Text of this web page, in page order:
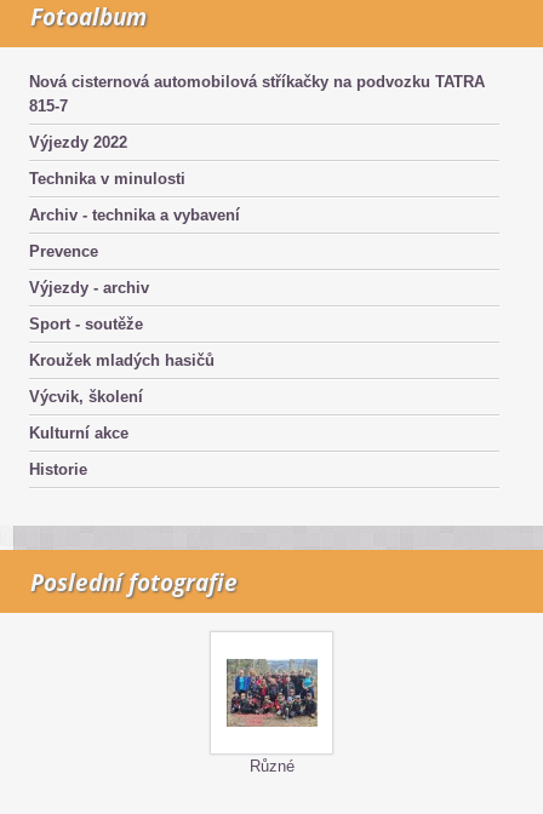
Fotoalbum
Nová cisternová automobilová stříkačky na podvozku TATRA
815-7
Výjezdy 2022
Technika v minulosti
Archiv - technika a vybavení
Prevence
Výjezdy - archiv
Sport - soutěže
Kroužek mladých hasičů
Výcvik, školení
Kulturní akce
Historie
Poslední fotografie
Různé